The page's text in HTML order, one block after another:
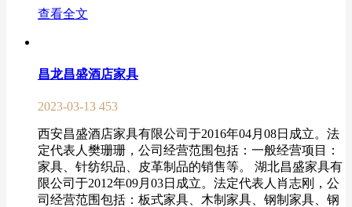
查看全文
昌龙昌盛酒店家具
2023-03-13 453
西安昌盛酒店家具有限公司于2016年04月08日成立。法
定代表人樊珊珊，公司经营范围包括：一般经营项目：
家具、针纺织品、皮革制品的销售等。 湖北昌盛家具有
限公司于2012年09月03日成立。法定代表人肖志刚，公
司经营范围包括：板式家具、木制家具、钢制家具、钢